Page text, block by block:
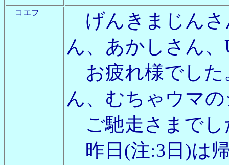
コエフ
げんきまじんさ
ん、あかしさん
お疲れ様でした
ん、むちゃウマ
ご馳走さまでし
昨日(注:3日)は